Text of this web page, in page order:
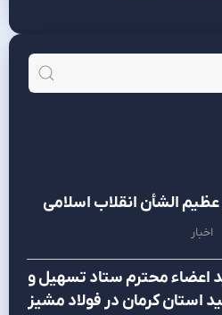
الشأن انقلاب اسلامی
اخبار
اعضاء محترم ستاد تسهیل و
استان کرمان در فولاد مشیز